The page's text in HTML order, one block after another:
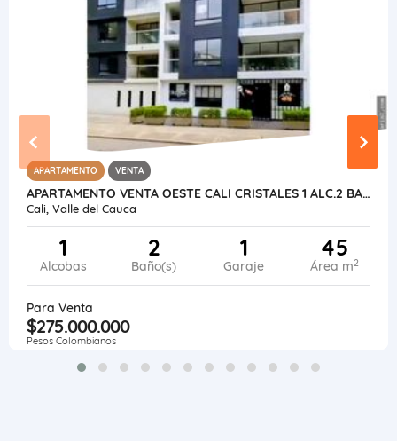
APARTAMENTO VENTA
APARTAMENTO VENTA OESTE CALI CRISTALES 1 ALC.2 BAÑO RENTAS CORTAS
Cali, Valle del Cauca
1
Alcobas
2
Baño(s)
1
Garaje
45
Área m2
Para Venta
$275.000.000
Pesos Colombianos